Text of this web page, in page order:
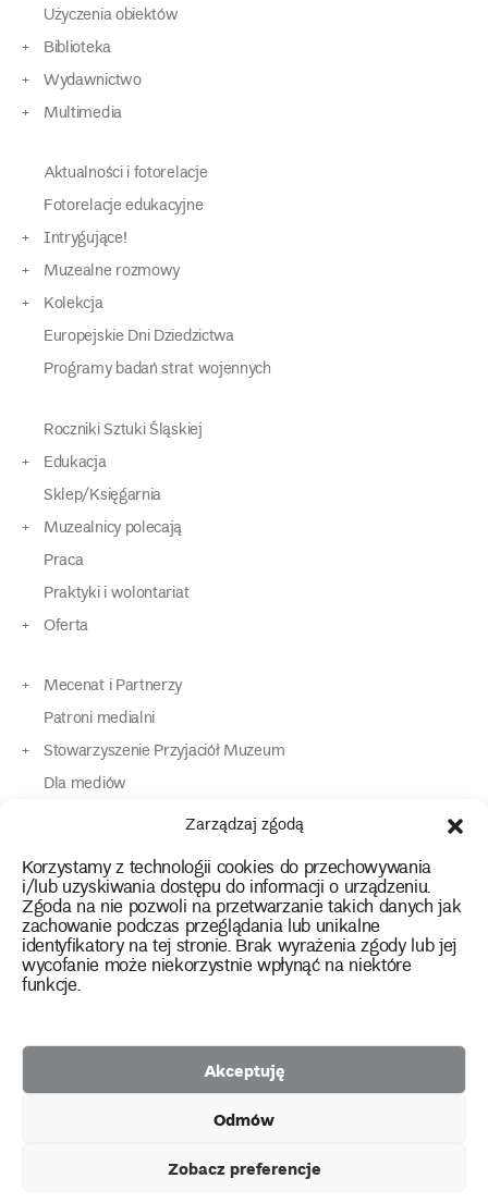
Zarządzaj zgodą
Korzystamy z technologii cookies do przechowywania
i/lub uzyskiwania dostępu do informacji o urządzeniu.
Zgoda na nie pozwoli na przetwarzanie takich danych jak
zachowanie podczas przeglądania lub unikalne
identyfikatory na tej stronie. Brak wyrażenia zgody lub jej
wycofanie może niekorzystnie wpłynąć na niektóre
funkcje.
Akceptuję
Odmów
Zobacz preferencje
Użyczenia obiektów
Biblioteka
Wydawnictwo
Multimedia
Aktualności i fotorelacje
Fotorelacje edukacyjne
Intrygujące!
Muzealne rozmowy
Kolekcja
Europejskie Dni Dziedzictwa
Programy badań strat wojennych
Roczniki Sztuki Śląskiej
Edukacja
Sklep/Księgarnia
Muzealnicy polecają
Praca
Praktyki i wolontariat
Oferta
Mecenat i Partnerzy
Patroni medialni
Stowarzyszenie Przyjaciół Muzeum
Dla mediów
Dla osób o specjalnych potrzebach
Kontakt
instagram
twitterfacebookyoutube
tiktok
2026 Copyright by Muzeum Narodowe we Wrocławiu
Polityka prywatności
Etnograficznego
Facebook
Racławickiej
facebook
Przyjaciół